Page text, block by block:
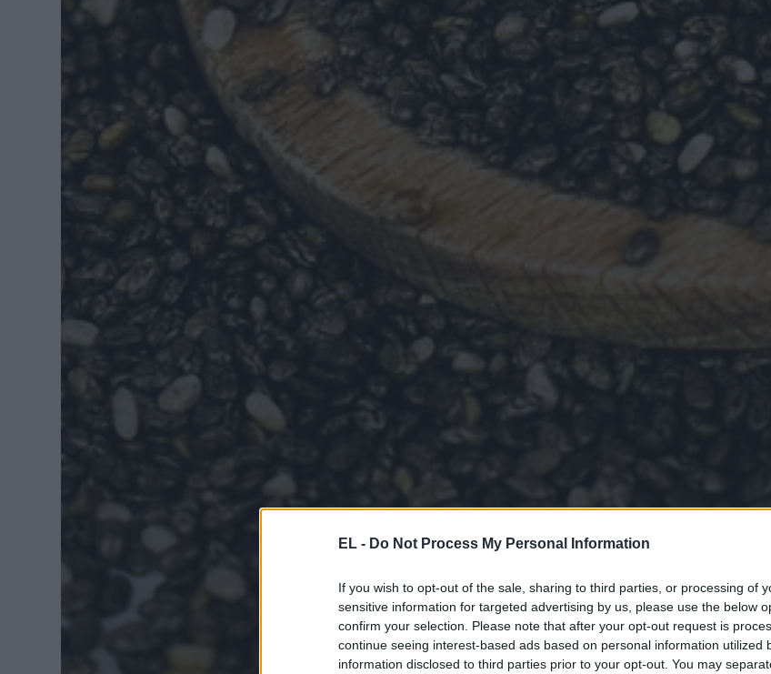
EL - Do Not Process My Personal Information
If you wish to opt-out of the sale, sharing to third parties, or processing of
sensitive information for targeted advertising by us, please use the below
confirm your selection. Please note that after your opt-out request is
continue seeing interest-based ads based on personal information utilized
information disclosed to third parties prior to your opt-out. You may